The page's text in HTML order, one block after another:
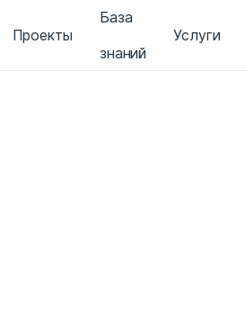
Проекты
База
знаний
Услуги